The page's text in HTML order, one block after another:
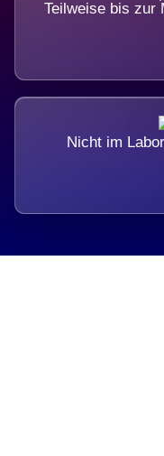
Teilweise bis zur
Nicht im